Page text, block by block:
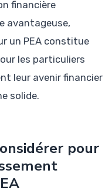
financière
avantageuse,
un PEA constitue
les particuliers
leur avenir financier
solide.
pour